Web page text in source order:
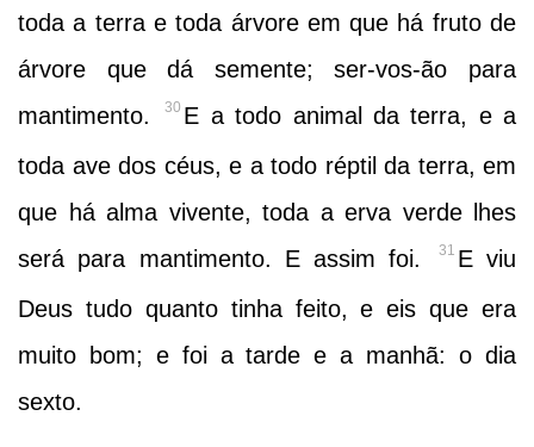
toda a terra e toda árvore em que há fruto de
árvore que dá semente; ser-vos-ão para
mantimento.
30 E a todo animal da terra, e a
toda ave dos céus, e a todo réptil da terra, em
que há alma vivente, toda a erva verde lhes
será para mantimento. E assim foi.
31 E viu
Deus tudo quanto tinha feito, e eis que era
muito bom; e foi a tarde e a manhã: o dia
sexto.